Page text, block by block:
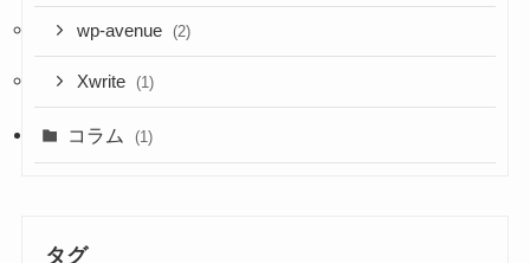
wp-avenue (2)
Xwrite (1)
コラム (1)
タグ